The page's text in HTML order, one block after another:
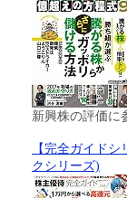
新興株の評価に
【完全ガイド
クシリーズ)